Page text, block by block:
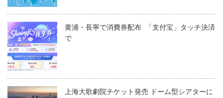
黄浦・長寧で消費券配布 「支付宝」タッチ決済
で
上海大歌劇院チケット発売 ドーム型シアターに